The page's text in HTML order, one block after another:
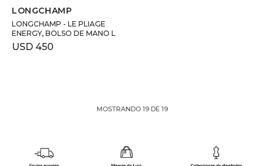
LONGCHAMP
LONGCHAMP - LE PLIAGE
ENERGY, BOLSO DE MANO L
USD 450
MOSTRANDO 19DE 19